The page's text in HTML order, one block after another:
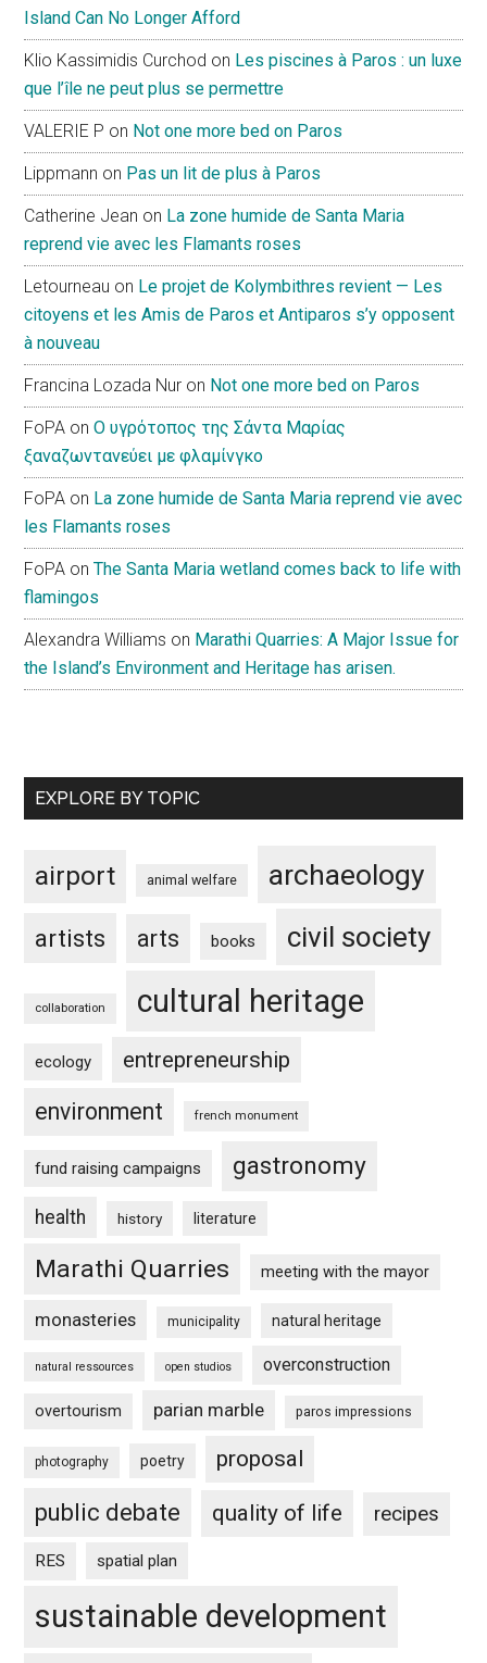
Island Can No Longer Afford
Klio Kassimidis Curchod on Les piscines à Paros : un luxe
que l’île ne peut plus se permettre
VALERIE P on Not one more bed on Paros
Lippmann on Pas un lit de plus à Paros
Catherine Jean on La zone humide de Santa Maria
reprend vie avec les Flamants roses
Letourneau on Le projet de Kolymbithres revient — Les
citoyens et les Amis de Paros et Antiparos s’y opposent
à nouveau
Francina Lozada Nur on Not one more bed on Paros
FoPA onΟ υγρότοπος της Σάντα Μαρίας
ξαναζωντανεύει με φλαμίνγκο
FoPA on La zone humide de Santa Maria reprend vie avec
les Flamants roses
FoPA onThe Santa Maria wetland comes back to life with
flamingos
Alexandra Williams on Marathi Quarries: A Major Issue for
the Island’s Environment and Heritage has arisen.
EXPLORE BY TOPIC
airport animal welfare archaeology
artists arts books civil society
collaboration cultural heritage
ecology entrepreneurship
environment french monument
fund raising campaigns gastronomy
health history literature
Marathi Quarries meeting with the mayor
monasteries municipality natural heritage
natural ressources open studios overconstruction
overtourism parian marble paros impressions
photography poetry proposal
public debate quality of life recipes
RES spatial plan
sustainable development